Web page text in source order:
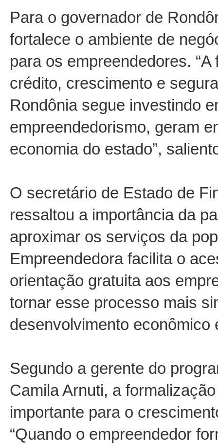
Para o governador de
fortalece o ambiente de
para os empreendedores.
crédito, crescimento e
Rondônia segue investindo
empreendedorismo, geram
economia do estado”,
O secretário de Estado de
ressaltou a importância da
aproximar os serviços da
Empreendedora facilita o
orientação gratuita aos
tornar esse processo mais
desenvolvimento econômico
Segundo a gerente do
Camila Arnuti, a
importante para o
“Quando o empreendedor